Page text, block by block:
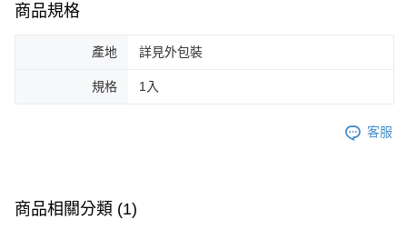
商品規格
產地 詳見外包裝
規格 1入
客服
商品相關分類 (1)